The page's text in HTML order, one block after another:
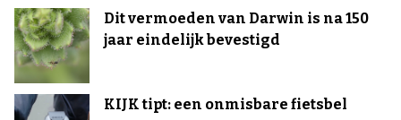
Dit vermoeden van Darwin is na 150
jaar eindelijk bevestigd
KIJK tipt: een onmisbare fietsbel